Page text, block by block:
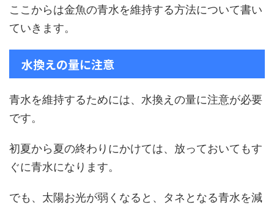
ここからは金魚の青水を維持する方法について書い
ていきます。
水換えの量に注意
青水を維持するためには、水換えの量に注意が必要
です。
初夏から夏の終わりにかけては、放っておいてもす
ぐに青水になります。
でも、太陽お光が弱くなると、タネとなる青水を減